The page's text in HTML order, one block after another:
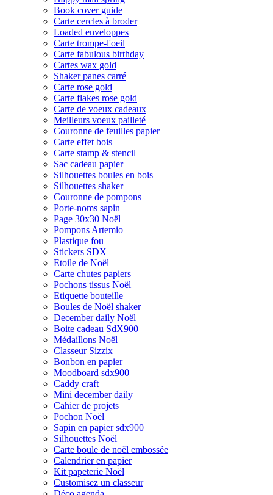
Book cover guide
Carte cercles à broder
Loaded enveloppes
Carte trompe-l'oeil
Carte fabulous birthday
Cartes wax gold
Shaker panes carré
Carte rose gold
Carte flakes rose gold
Carte de voeux cadeaux
Meilleurs voeux pailleté
Couronne de feuilles papier
Carte effet bois
Carte stamp & stencil
Sac cadeau papier
Silhouettes boules en bois
Silhouettes shaker
Couronne de pompons
Porte-noms sapin
Page 30x30 Noël
Pompons Artemio
Plastique fou
Stickers SDX
Etoile de Noël
Carte chutes papiers
Pochons tissus Noël
Etiquette bouteille
Boules de Noël shaker
December daily Noël
Boite cadeau SdX900
Médaillons Noël
Classeur Sizzix
Bonbon en papier
Moodboard sdx900
Caddy craft
Mini december daily
Cahier de projets
Pochon Noël
Sapin en papier sdx900
Silhouettes Noël
Carte boule de noël embossée
Calendrier en papier
Kit papeterie Noël
Customisez un classeur